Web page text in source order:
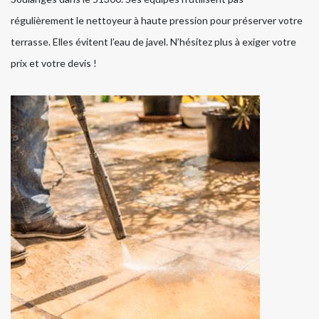
régulièrement le nettoyeur à haute pression pour préserver votre
terrasse. Elles évitent l’eau de javel. N’hésitez plus à exiger votre
prix et votre devis !